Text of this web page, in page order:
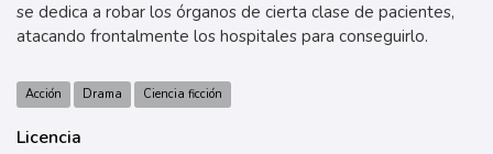
se dedica a robar los órganos de cierta clase de pacientes,
atacando frontalmente los hospitales para conseguirlo.
Acción Drama Ciencia ficción
Licencia